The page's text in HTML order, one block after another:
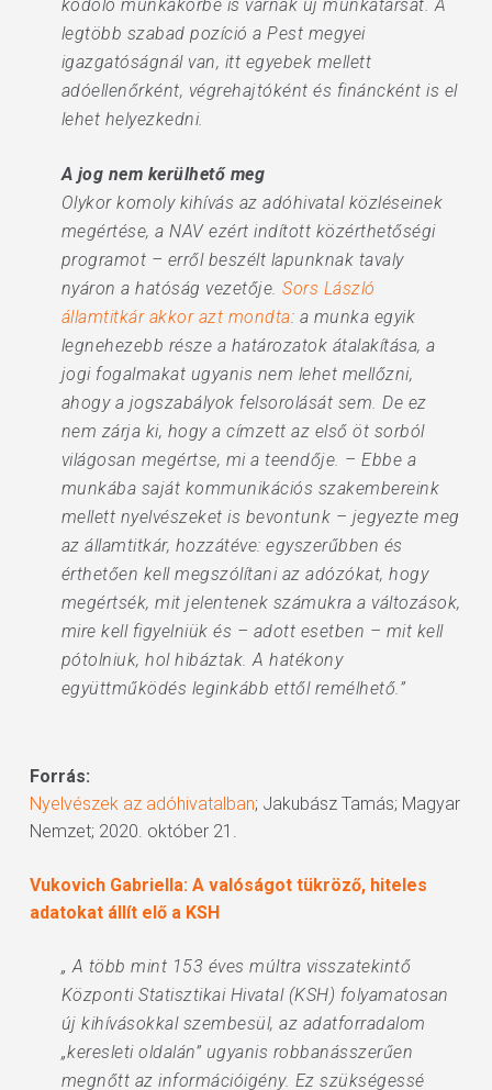
kódoló munkakörbe is várnak új munkatársat. A
legtöbb szabad pozíció a Pest megyei
igazgatóságnál van, itt egyebek mellett
adóellenőrként, végrehajtóként és fináncként is el
lehet helyezkedni.
A jog nem kerülhető meg
Olykor komoly kihívás az adóhivatal közléseinek
megértése, a NAV ezért indított közérthetőségi
programot – erről beszélt lapunknak tavaly
nyáron a hatóság vezetője.Sors László
államtitkár akkor azt mondta: a munka egyik
legnehezebb része a határozatok átalakítása, a
jogi fogalmakat ugyanis nem lehet mellőzni,
ahogy a jogszabályok felsorolását sem. De ez
nem zárja ki, hogy a címzett az első öt sorból
világosan megértse, mi a teendője. – Ebbe a
munkába saját kommunikációs szakembereink
mellett nyelvészeket is bevontunk – jegyezte meg
az államtitkár, hozzátéve: egyszerűbben és
érthetően kell megszólítani az adózókat, hogy
megértsék, mit jelentenek számukra a változások,
mire kell figyelniük és – adott esetben – mit kell
pótolniuk, hol hibáztak. A hatékony
együttműködés leginkább ettől remélhető.”
Forrás:
Nyelvészek az adóhivatalban; Jakubász Tamás; Magyar
Nemzet; 2020. október 21.
Vukovich Gabriella: A valóságot tükröző, hiteles
adatokat állít elő a KSH
„ A több mint 153 éves múltra visszatekintő
Központi Statisztikai Hivatal (KSH) folyamatosan
új kihívásokkal szembesül, az adatforradalom
„keresleti oldalán” ugyanis robbanásszerűen
megnőtt az információigény. Ez szükségessé